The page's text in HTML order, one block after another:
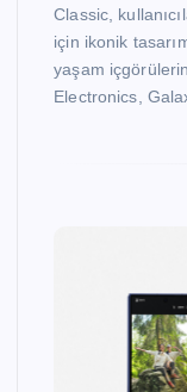
Classic,
için ikonik
yaşam
Electronics,